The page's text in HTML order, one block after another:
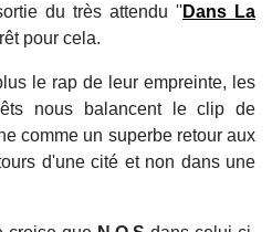
du très attendu ''Dans La
pour cela.
le rap de leur empreinte, les
nous balancent le clip de
comme un superbe retour aux
d'une cité et non dans une